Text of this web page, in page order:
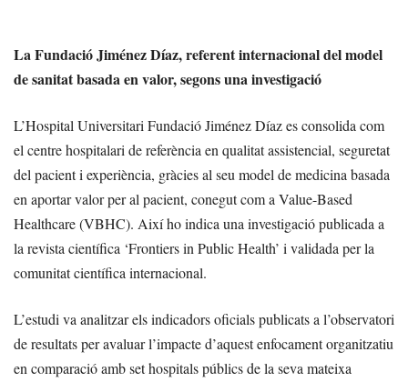
La Fundació Jiménez Díaz, referent internacional del model
de sanitat basada en valor, segons una investigació
L’Hospital Universitari Fundació Jiménez Díaz es consolida com
el centre hospitalari de referència en qualitat assistencial, seguretat
del pacient i experiència, gràcies al seu model de medicina basada
en aportar valor per al pacient, conegut com a Value-Based
Healthcare (VBHC). Així ho indica una investigació publicada a
la revista científica ‘Frontiers in Public Health’ i validada per la
comunitat científica internacional.
L’estudi va analitzar els indicadors oficials publicats a l’observatori
de resultats per avaluar l’impacte d’aquest enfocament organitzatiu
en comparació amb set hospitals públics de la seva mateixa